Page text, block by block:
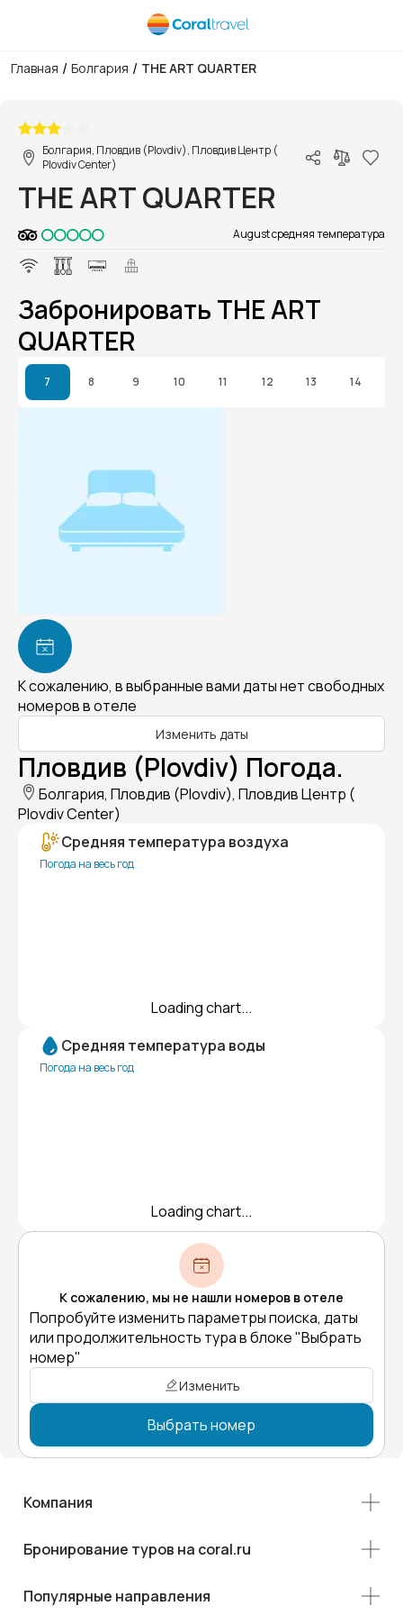
Главная / Болгария / THE ART QUARTER
Болгария, Пловдив (Plovdiv), Пловдив Центр (
Plovdiv Center)
THE ART QUARTER
August средняя температура
Забронировать THE ART
QUARTER
7 8 9 10 11 12 13 14
К сожалению, в выбранные вами даты нет свободных
номеров в отеле
Изменить даты
Пловдив (Plovdiv) Погода.
Болгария, Пловдив (Plovdiv), Пловдив Центр (
Plovdiv Center)
Средняя температура воздуха
Погода на весь год
Loading chart...
Средняя температура воды
Погода на весь год
Loading chart...
К сожалению, мы не нашли номеров в отеле
Попробуйте изменить параметры поиска, даты
или продолжительность тура в блоке "Выбрать
номер"
Изменить
Выбрать номер
Компания
Бронирование туров на coral.ru
Популярные направления